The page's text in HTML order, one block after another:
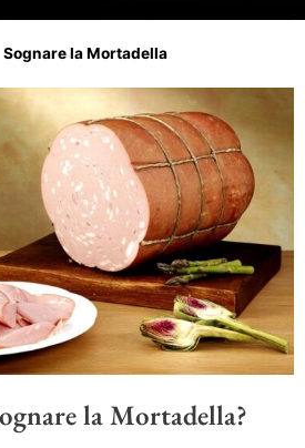
Sognare la Mortadella
la Mortadella?